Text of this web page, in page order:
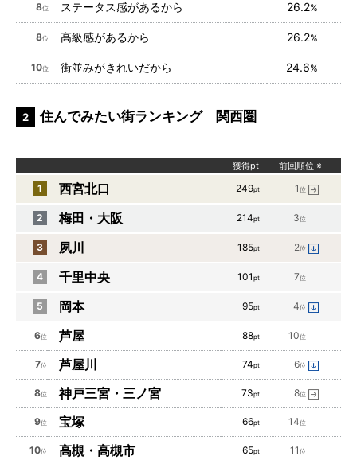
8位 ステータス感があるから 26.2%
8位 高級感があるから 26.2%
10位 街並みがきれいだから 24.6%
2 住んでみたい街ランキング 関西圏
獲得pt 前回順位 ※
1 西宮北口 249pt 1 位
2 梅田・大阪 214pt 3位
3 夙川 185pt 2位
4 千里中央 101 pt 7位
5 岡本 95pt 4位
6位 芦屋 88pt 10位
7位 芦屋川 74pt 6位
8位 神戸三宮・三ノ宮 73pt 8位
9位 宝塚 66pt 14位
10位 高槻・高槻市 65pt 11 位